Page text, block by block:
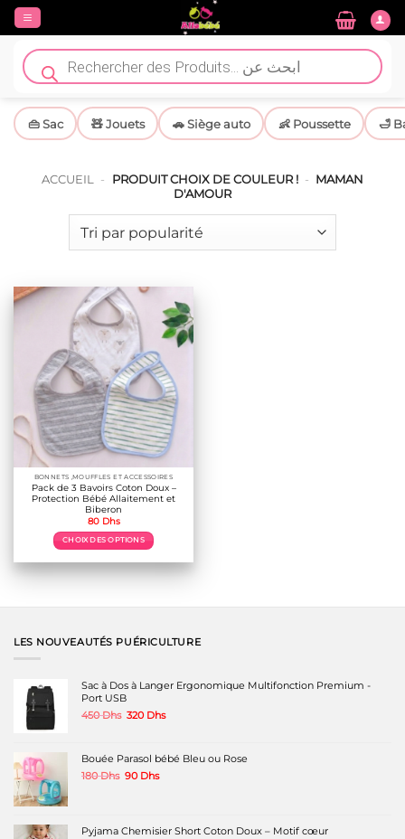
Passer
contenu
Recherche
de
produits
👜 Sac 🧸 Jouets 🚗 Siège auto 👶 Poussette 🛁
ACCUEIL - PRODUIT CHOIX DE COULEUR ! - MAMAN
D'AMOUR
BONNETS ,MOUFFLES ET ACCESSOIRES
Pack de 3 Bavoirs Coton Doux –
Protection Bébé Allaitement et
Biberon
80 Dhs
CHOIX DES OPTIONS
variations.
options
sur
la
page
LES NOUVEAUTÉS PUÉRICULTURE
Sac à Dos à Langer Ergonomique Multifonction Premium -
Port USB
450Dhs Le
était :
450 Dhs.
320 DhsLe
est :
320 Dhs.
Bouée Parasol bébé Bleu ou Rose
180Dhs Le
180 Dhs.
90 DhsLe
90 Dhs.
Pyjama Chemisier Short Coton Doux – Motif cœur